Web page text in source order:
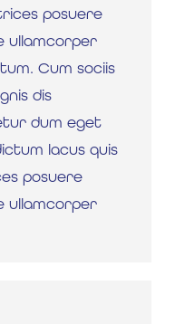
posuere
ullamcorper
Cum sociis
dis
dum eget
lacus quis
posuere
ullamcorper